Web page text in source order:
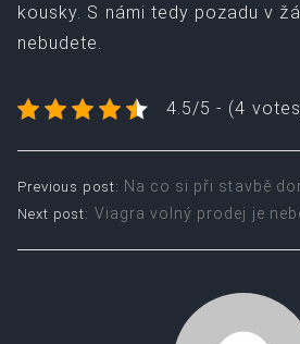
kousky. S námi tedy pozadu v
nebudete.
4.5/5 - (4
Post
navigation
Previous post: Na co si při stavbě
Next post: Viagra volný prodej je